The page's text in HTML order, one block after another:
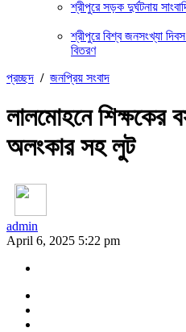
শ্রীপুরে সড়ক দুর্ঘটনায়
শ্রীপুরে বিশ্ব জনসংখ্যা
বিতরণ
প্রচ্ছদ / জনপ্রিয় সংবাদ
লালমোহনে শিক্ষকের
অলংকার সহ লুট
admin
April 6, 2025 5:22 pm